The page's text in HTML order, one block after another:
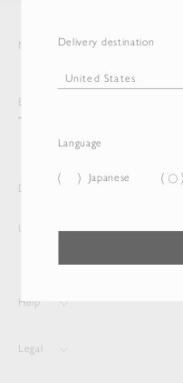
Delivery destination
Language
Japanese
Newsletter
Delivery destination and Language
United States English
Help
Legal